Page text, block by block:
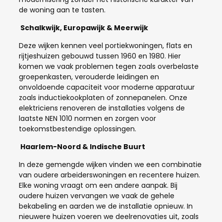
de woning aan te tasten.
Schalkwijk, Europawijk & Meerwijk
Deze wijken kennen veel portiekwoningen, flats en
rijtjeshuizen gebouwd tussen 1960 en 1980. Hier
komen we vaak problemen tegen zoals overbelaste
groepenkasten, verouderde leidingen en
onvoldoende capaciteit voor moderne apparatuur
zoals inductiekookplaten of zonnepanelen. Onze
elektriciens renoveren de installaties volgens de
laatste NEN 1010 normen en zorgen voor
toekomstbestendige oplossingen.
Haarlem-Noord & Indische Buurt
In deze gemengde wijken vinden we een combinatie
van oudere arbeiderswoningen en recentere huizen.
Elke woning vraagt om een andere aanpak. Bij
oudere huizen vervangen we vaak de gehele
bekabeling en aarden we de installatie opnieuw. In
nieuwere huizen voeren we deelrenovaties uit, zoals